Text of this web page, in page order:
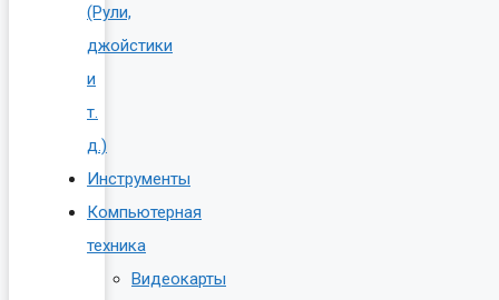
(Рули,
джойстики
и
т.
д.)
Инструменты
Компьютерная
техника
Видеокарты